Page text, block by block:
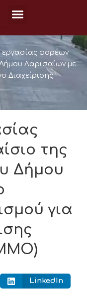
εργασίας φορέων
Λαρισαίων με
Διαχείρισης
της
Δήμου
για
LinkedIn